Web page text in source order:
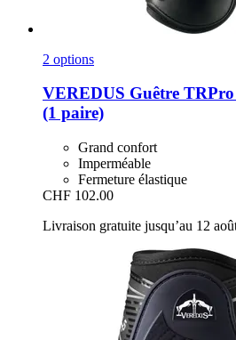
2 options
VEREDUS Guêtre
(1 paire)
Grand confort
Imperméable
Fermeture élastique
CHF 102.00
Livraison gratuite jusqu’au 12